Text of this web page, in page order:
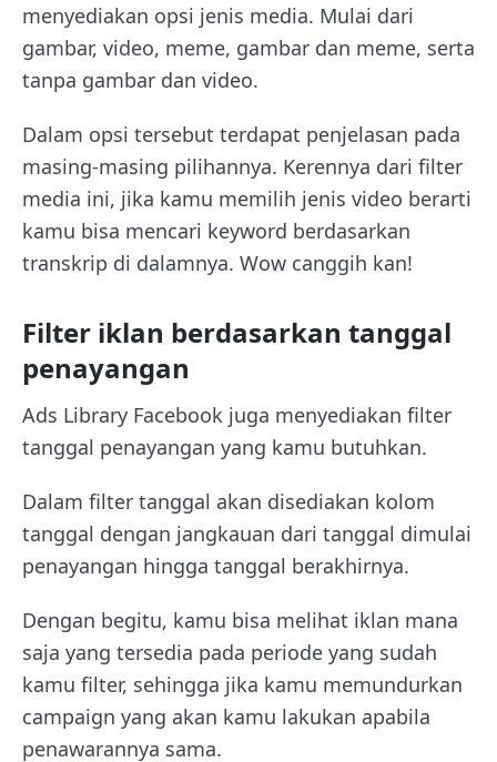
menyediakan opsi jenis media. Mulai dari
gambar, video, meme, gambar dan meme, serta
tanpa gambar dan video.
Dalam opsi tersebut terdapat penjelasan pada
masing-masing pilihannya. Kerennya dari filter
media ini, jika kamu memilih jenis video berarti
kamu bisa mencari keyword berdasarkan
transkrip di dalamnya. Wow canggih kan!
Filter iklan berdasarkan tanggal
penayangan
Ads Library Facebook juga menyediakan filter
tanggal penayangan yang kamu butuhkan.
Dalam filter tanggal akan disediakan kolom
tanggal dengan jangkauan dari tanggal dimulai
penayangan hingga tanggal berakhirnya.
Dengan begitu, kamu bisa melihat iklan mana
saja yang tersedia pada periode yang sudah
kamu filter, sehingga jika kamu memundurkan
campaign yang akan kamu lakukan apabila
penawarannya sama.